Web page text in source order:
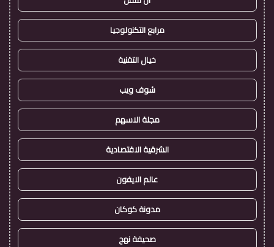
مرابع التكنولوجيا
خيال التقنية
شوف ويب
مجلة الاسهم
الشرقية الاقتصادية
عالم الايفون
مدونة كوكان
صحيفة نهج